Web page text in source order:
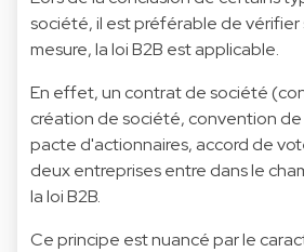
société, il est préférable de vérifier
mesure, la loi B2B est applicable.
En effet, un contrat de société
création de société, convention
pacte d'actionnaires, accord de
deux entreprises entre dans le
la loi B2B.
Ce principe est nuancé par le